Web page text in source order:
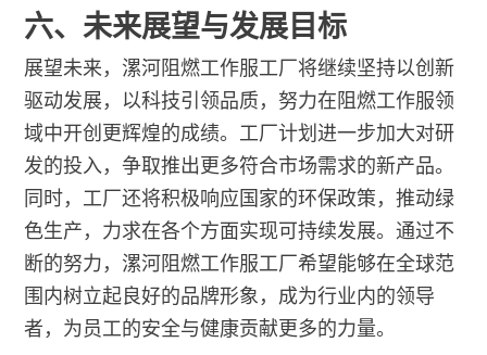
六、未来展望与发展目标
展望未来，漯河阻燃工作服工厂将继续坚持以创新
驱动发展，以科技引领品质，努力在阻燃工作服领
域中开创更辉煌的成绩。工厂计划进一步加大对研
发的投入，争取推出更多符合市场需求的新产品。
同时，工厂还将积极响应国家的环保政策，推动绿
色生产，力求在各个方面实现可持续发展。通过不
断的努力，漯河阻燃工作服工厂希望能够在全球范
围内树立起良好的品牌形象，成为行业内的领导
者，为员工的安全与健康贡献更多的力量。